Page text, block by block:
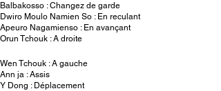
Balbakosso : Changez de garde
Dwiro Moulo Namien So : En reculant
Apeuro Nagamienso : En avançant
Orun Tchouk : A droite
Wen Tchouk : A gauche
Ann ja : Assis
Y Dong : Déplacement